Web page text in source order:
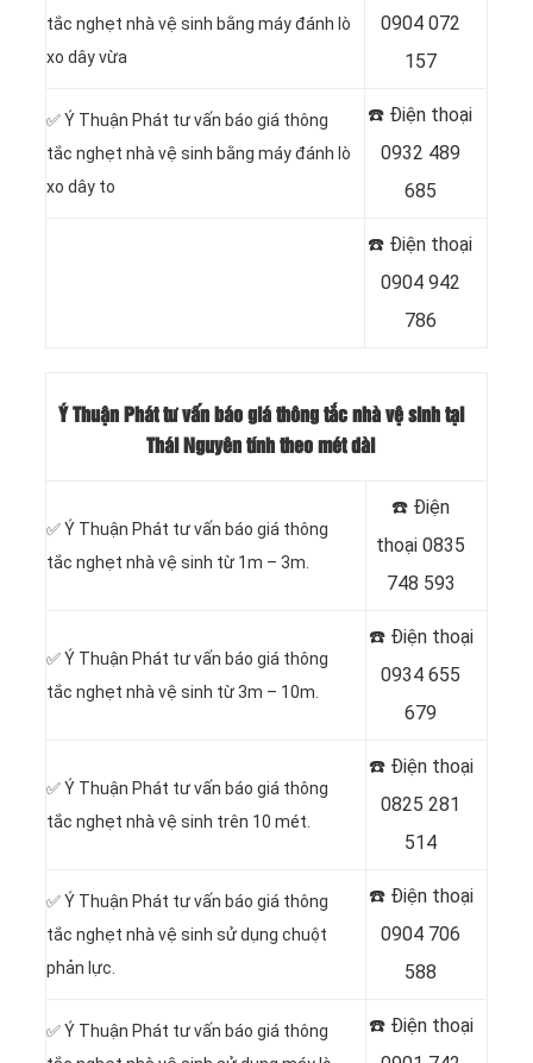
tắc nghẹt nhà vệ sinh bằng máy đánh lò
xo dây vừa
0904 072
157
✅ Ý Thuận Phát tư vấn báo giá thông
tắc nghẹt nhà vệ sinh bằng máy đánh lò
xo dây to
☎️ Điện thoại
0932 489
685
☎️ Điện thoại
0904 942
786
Ý Thuận Phát tư vấn báo giá thông tắc nhà vệ sinh tại
Thái Nguyên tính theo mét dài
✅ Ý Thuận Phát tư vấn báo giá thông
tắc nghẹt nhà vệ sinh từ 1m – 3m.
☎️ Điện
thoại 0835
748 593
✅ Ý Thuận Phát tư vấn báo giá thông
tắc nghẹt nhà vệ sinh từ 3m – 10m.
☎️ Điện thoại
0934 655
679
✅ Ý Thuận Phát tư vấn báo giá thông
tắc nghẹt nhà vệ sinh trên 10 mét.
☎️ Điện thoại
0825 281
514
✅ Ý Thuận Phát tư vấn báo giá thông
tắc nghẹt nhà vệ sinh sử dụng chuột
phản lực.
☎️ Điện thoại
0904 706
588
✅ Ý Thuận Phát tư vấn báo giá thông
☎️ Điện thoại